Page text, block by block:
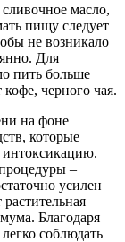
масло,
пищу следует
не возникало
Для
пить больше
кофе, черного чая.
на фоне
которые
интоксикацию.
–
усилен
Благодаря
соблюдать